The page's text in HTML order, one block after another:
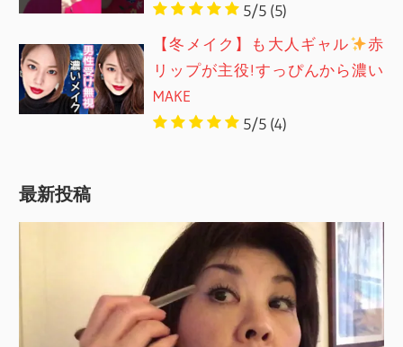
5/5 (5)
【冬メイク】も大人ギャル
赤
リップが主役!すっぴんから濃い
MAKE
5/5 (4)
最新投稿